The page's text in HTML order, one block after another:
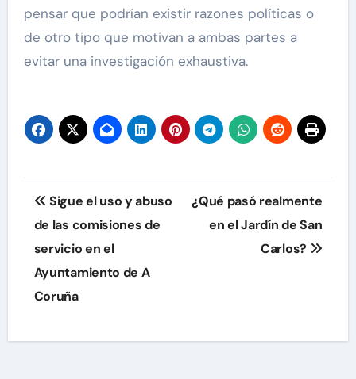
pensar que podrían existir razones políticas o
de otro tipo que motivan a ambas partes a
evitar una investigación exhaustiva.
Navegación
de
entradas
Sigue el uso y abuso
de las comisiones de
servicio en el
Ayuntamiento de A
Coruña
¿Qué pasó realmente
en el Jardín de San
Carlos?